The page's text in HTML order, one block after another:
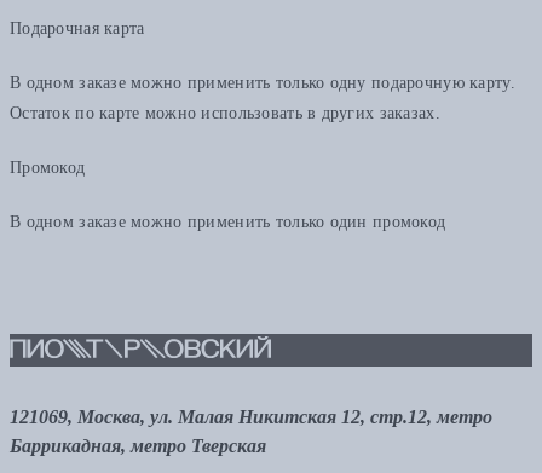
Подарочная карта
В одном заказе можно применить только одну подарочную карту.
Остаток по карте можно использовать в других заказах.
Промокод
В одном заказе можно применить только один промокод
121069, Москва, ул. Малая Никитская 12, стр.12, метро
Баррикадная, метро Тверская